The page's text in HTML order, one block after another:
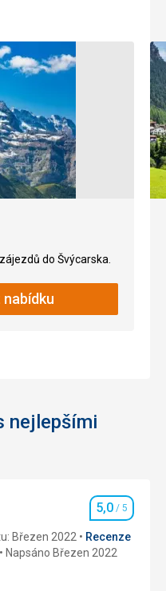
do Švýcarska.
nejlepšími
Hodnocení
5,0 / 5
Březen 2022
Recenze
Napsáno Březen 2022